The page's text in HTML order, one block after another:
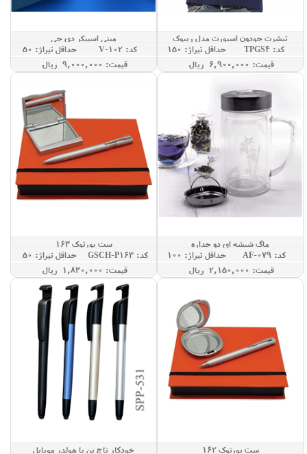
تیشرت جودون اسپورت مدل ریبوک
کد: TPGS4
حداقل تيراژ: 150
قيمت: 6,900,000 ريال
مینی اسپیکر دی جی
کد: V-102
حداقل تيراژ: 50
قيمت: 9,000,000 ريال
ماگ شیشه ای دو جداره
کد: AF-079
حداقل تيراژ: 100
قيمت: 2,150,000 ريال
ست پورتوک 163
کد: GSCH-P163
حداقل تيراژ: 50
قيمت: 1,830,000 ريال
ست پورتوک 162 خودکار تاچ پن با هولدر موبایل